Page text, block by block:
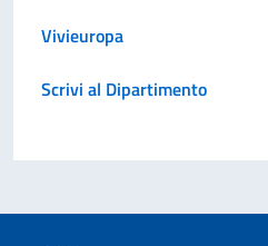
Vivieuropa
Scrivi al Dipartimento